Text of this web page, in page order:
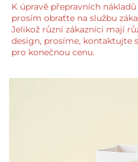
K úpravě přepravních
prosím obraťte na službu
Jelikož různí zákazníci mají
design, prosíme, kontaktujte
pro konečnou cenu.